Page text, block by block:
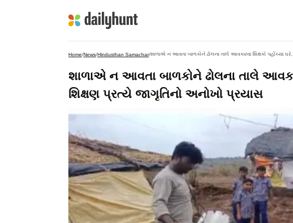
Home/News/Hindusthan Samachar/શાળાએ ન આવતા બાળકોને ઢોલના તાલે આવકારવા શિક્ષકો પહોંચ્યા
શાળાએ ન આવતા બાળકોને ઢોલના તાલે
શિક્ષણ પ્રત્યે જાગૃતિનો અનોખો પ્રયાસ